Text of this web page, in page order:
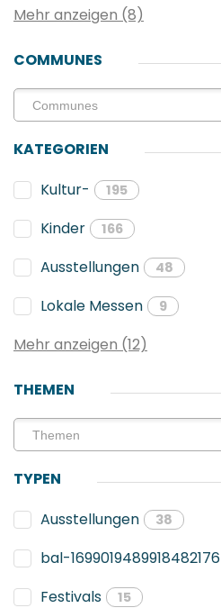
Mehr anzeigen (8)
COMMUNES
KATEGORIEN
Kultur-
195
Kinder 166
Ausstellungen 48
Lokale Messen 9
Mehr anzeigen (12)
THEMEN
TYPEN
Ausstellungen
38
bal-1699019489918482176
Festivals 15